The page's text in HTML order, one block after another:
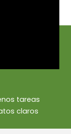
tareas
claros